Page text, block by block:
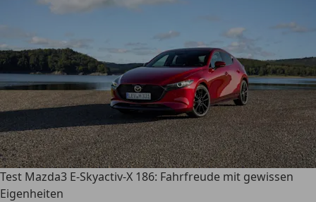
Test Mazda3 E-Skyactiv-X 186: Fahrfreude mit gewissen
Eigenheiten